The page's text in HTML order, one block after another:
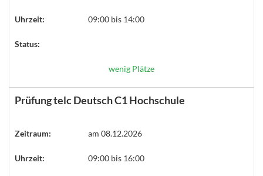
Uhrzeit: 09:00 bis 14:00
Status:
wenig Plätze
Prüfung telc Deutsch C1 Hochschule
Zeitraum: am 08.12.2026
Uhrzeit: 09:00 bis 16:00